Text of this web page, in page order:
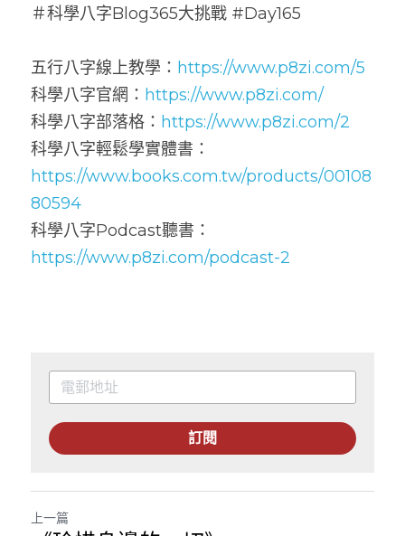
＃科學八字Blog365大挑戰 #Day165
五行八字線上教學： https://www.p8zi.com/5
科學八字官網： https://www.p8zi.com/
科學八字部落格： https://www.p8zi.com/2
科學八字輕鬆學實體書：
https://www.books.com.tw/products/00108
80594
科學八字Podcast聽書：
https://www.p8zi.com/podcast-2
訂閱
上一篇